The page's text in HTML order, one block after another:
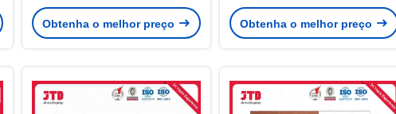
de duas camadas
Obtenha o melhor preço
200kgs de 1.4m
Obtenha o melhor preço